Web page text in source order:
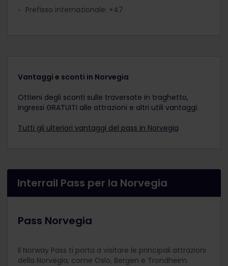
Prefisso internazionale: +47
Vantaggi e sconti in Norvegia
Ottieni degli sconti sulle traversate in traghetto,
ingressi GRATUITI alle attrazioni e altri utili vantaggi.
Tutti gli ulteriori vantaggi del pass in Norvegia
Interrail Pass per la Norvegia
Pass Norvegia
Il Norway Pass ti porta a visitare le principali attrazioni
della Norvegia, come Oslo, Bergen e Trondheim.